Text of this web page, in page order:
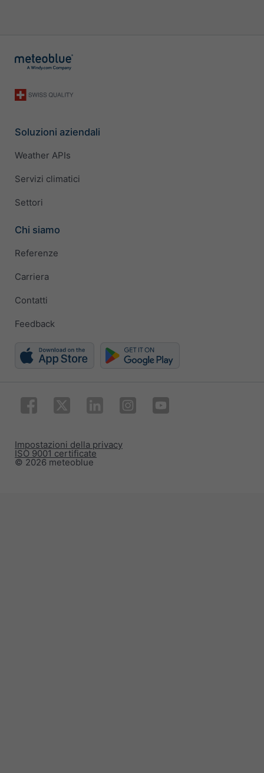
Soluzioni aziendali
Weather APIs
Servizi climatici
Settori
Chi siamo
Referenze
Carriera
Contatti
Feedback
© 2026 meteoblue
ISO 9001 certificate
Impostazioni della privacy